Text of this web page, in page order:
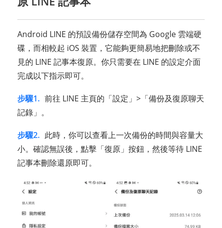
Android LINE 的預設備份儲存空間為 Google 雲端硬
碟，而相較起 iOS 裝置，它能夠更簡易地把刪除或不
見的 LINE 記事本復原。你只需要在 LINE 的設定介面
完成以下指示即可。
步驟1. 前往 LINE 主頁的「設定」>「備份及復原聊天
記錄」。
步驟2. 此時，你可以查看上一次備份的時間與容量大
小。確認無誤後，點擊「復原」按鈕，然後等待 LINE
記事本刪除還原即可。